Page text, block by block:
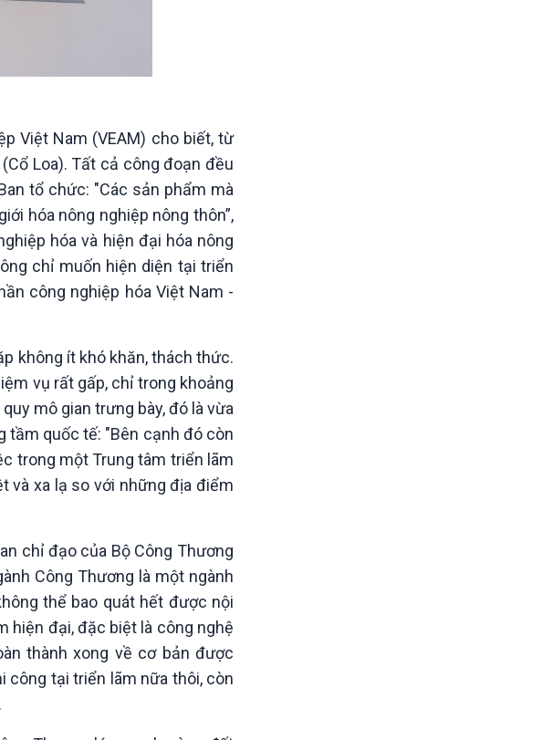
Việt Nam (VEAM) cho biết, từ
Loa). Tất cả công đoạn đều
tổ chức: "Các sản phẩm mà
hóa nông nghiệp nông thôn”,
hóa và hiện đại hóa nông
chỉ muốn hiện diện tại triển
công nghiệp hóa Việt Nam -
không ít khó khăn, thách thức.
vụ rất gấp, chỉ trong khoảng
mô gian trưng bày, đó là vừa
tầm quốc tế: "Bên cạnh đó còn
trong một Trung tâm triển lãm
và xa lạ so với những địa điểm
chỉ đạo của Bộ Công Thương
Công Thương là một ngành
thể bao quát hết được nội
hiện đại, đặc biệt là công nghệ
thành xong về cơ bản được
công tại triển lãm nữa thôi, còn